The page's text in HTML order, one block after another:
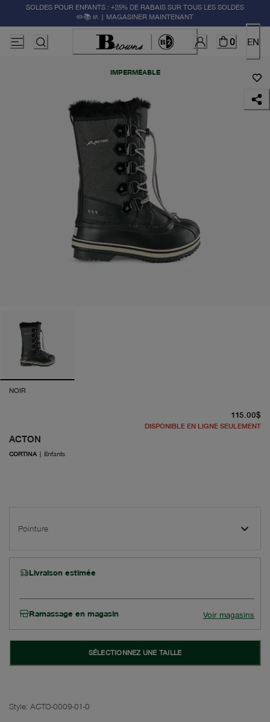
SOLDES POUR ENFANTS : +25% DE RABAIS SUR TOUS LES SOLDES
✏️📚🚸 | MAGASINER MAINTENANT
0 EN
IMPERMÉABLE
NOIR
ACTON
CORTINA | Enfants
115.00$
DISPONIBLE EN LIGNE SEULEMENT
Pointure
Livraison estimée
Ramassage en magasin Voir magasins
SÉLECTIONNEZ UNE TAILLE
Style: ACTO-0009-01-0